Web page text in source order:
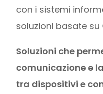
con i sistemi
soluzioni basate su
Soluzioni che
comunicazione e
tra dispositivi e